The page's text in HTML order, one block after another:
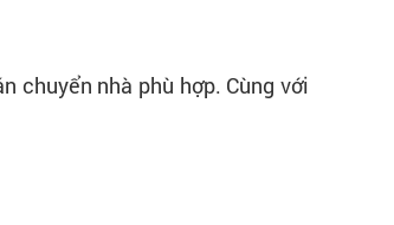
chuyển nhà phù hợp. Cùng với